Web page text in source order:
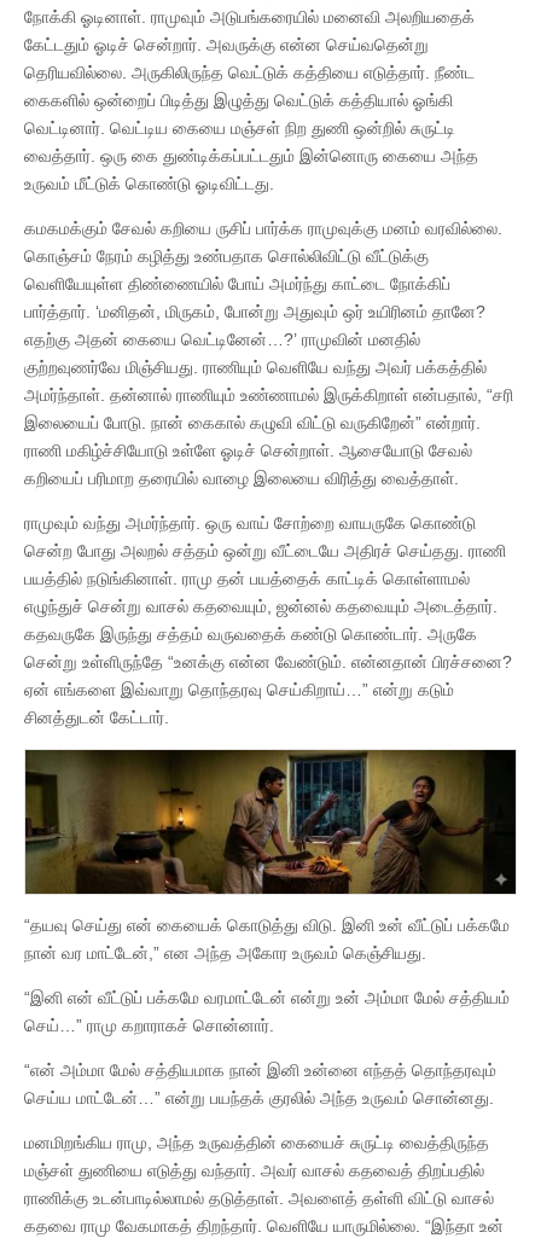
நோக்கி ஓடினாள். ராமுவும் அடுபங்கரையில் மனைவி அலறியதைக்
கேட்டதும் ஓடிச் சென்றார். அவருக்கு என்ன செய்வதென்று
தெரியவில்லை. அருகிலிருந்த வெட்டுக் கத்தியை எடுத்தார். நீண்ட
கைகளில் ஒன்றைப் பிடித்து இழுத்து வெட்டுக் கத்தியால் ஓங்கி
வெட்டினார். வெட்டிய கையை மஞ்சள் நிற துணி ஒன்றில் சுருட்டி
வைத்தார். ஒரு கை துண்டிக்கப்பட்டதும் இன்னொரு கையை அந்த
உருவம் மீட்டுக் கொண்டு ஓடிவிட்டது.
கமகமக்கும் சேவல் கறியை ருசிப் பார்க்க ராமுவுக்கு மனம் வரவில்லை.
கொஞ்சம் நேரம் கழித்து உண்பதாக சொல்லிவிட்டு வீட்டுக்கு
வெளியேயுள்ள திண்ணையில் போய் அமர்ந்து காட்டை நோக்கிப்
பார்த்தார். ‘மனிதன், மிருகம், போன்று அதுவும் ஒர் உயிரினம் தானே?
எதற்கு அதன் கையை வெட்டினேன்…?’ ராமுவின் மனதில்
குற்றவுணர்வே மிஞ்சியது. ராணியும் வெளியே வந்து அவர் பக்கத்தில்
அமர்ந்தாள். தன்னால் ராணியும் உண்ணாமல் இருக்கிறாள் என்பதால், “சரி
இலையைப் போடு. நான் கைகால் கழுவி விட்டு வருகிறேன்” என்றார்.
ராணி மகிழ்ச்சியோடு உள்ளே ஓடிச் சென்றாள். ஆசையோடு சேவல்
கறியைப் பரிமாற தரையில் வாழை இலையை விரித்து வைத்தாள்.
ராமுவும் வந்து அமர்ந்தார். ஒரு வாய் சோற்றை வாயருகே கொண்டு
சென்ற போது அலறல் சத்தம் ஒன்று வீட்டையே அதிரச் செய்தது. ராணி
பயத்தில் நடுங்கினாள். ராமு தன் பயத்தைக் காட்டிக் கொள்ளாமல்
எழுந்துச் சென்று வாசல் கதவையும், ஜன்னல் கதவையும் அடைத்தார்.
கதவருகே இருந்து சத்தம் வருவதைக் கண்டு கொண்டார். அருகே
சென்று உள்ளிருந்தே “உனக்கு என்ன வேண்டும். என்னதான் பிரச்சனை?
ஏன் எங்களை இவ்வாறு தொந்தரவு செய்கிறாய்…” என்று கடும்
சினத்துடன் கேட்டார்.
“தயவு செய்து என் கையைக் கொடுத்து விடு. இனி உன் வீட்டுப் பக்கமே
நான் வர மாட்டேன்,” என அந்த அகோர உருவம் கெஞ்சியது.
“இனி என் வீட்டுப் பக்கமே வரமாட்டேன் என்று உன் அம்மா மேல் சத்தியம்
செய்…” ராமு கறாராகச் சொன்னார்.
“என் அம்மா மேல் சத்தியமாக நான் இனி உன்னை எந்தத் தொந்தரவும்
செய்ய மாட்டேன்…” என்று பயந்தக் குரலில் அந்த உருவம் சொன்னது.
மனமிறங்கிய ராமு, அந்த உருவத்தின் கையைச் சுருட்டி வைத்திருந்த
மஞ்சள் துணியை எடுத்து வந்தார். அவர் வாசல் கதவைத் திறப்பதில்
ராணிக்கு உடன்பாடில்லாமல் தடுத்தாள். அவளைத் தள்ளி விட்டு வாசல்
கதவை ராமு வேகமாகத் திறந்தார். வெளியே யாருமில்லை. “இந்தா உன்